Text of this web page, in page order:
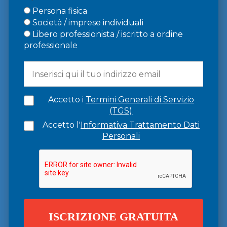
Persona fisica
Società / imprese individuali
Libero professionista / iscritto a ordine
professionale
Accetto i Termini Generali di Servizio
(TGS)
Accetto l'Informativa Trattamento Dati
Personali